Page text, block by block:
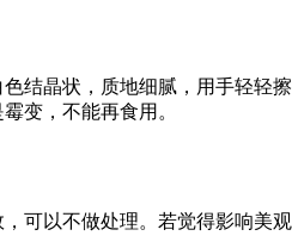
结晶状，质地细腻，用手轻
变，不能再食用。
可以不做处理。若觉得影响